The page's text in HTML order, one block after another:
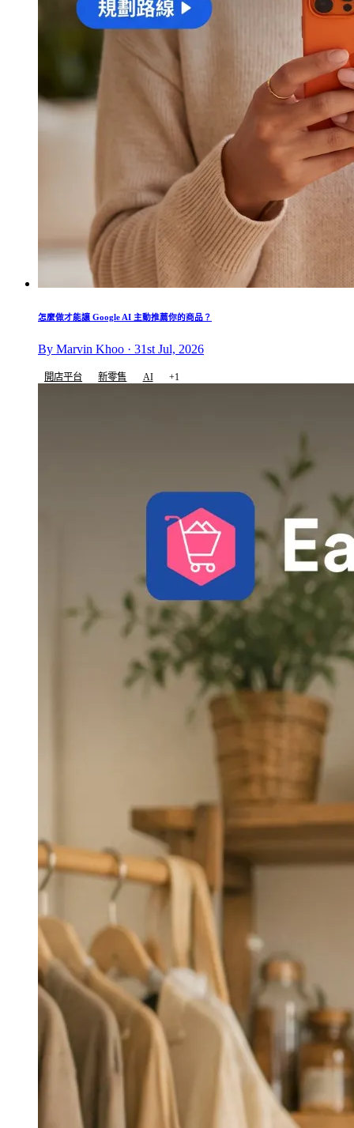
怎麼做才能讓 Google AI 主動推薦你的商品？
By Marvin Khoo · 31st Jul, 2026
開店平台 新零售 AI +1